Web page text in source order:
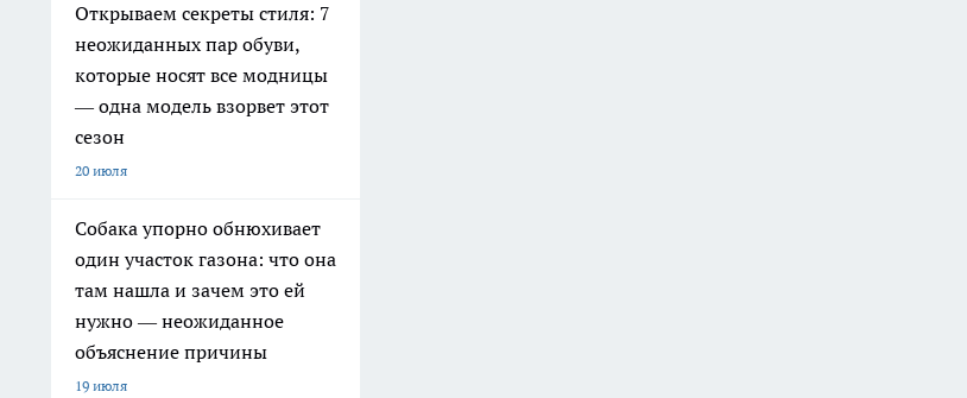
Открываем секреты стиля: 7
неожиданных пар обуви,
которые носят все модницы
— одна модель взорвет этот
сезон
20 июля
Собака упорно обнюхивает
один участок газона: что она
там нашла и зачем это ей
нужно — неожиданное
объяснение причины
19 июля